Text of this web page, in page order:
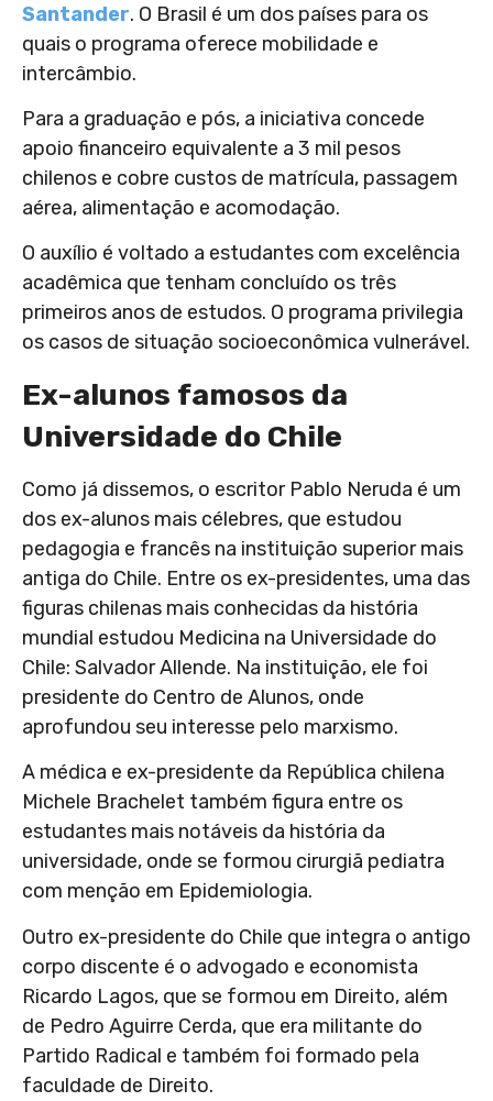
Santander. O Brasil é um dos países para os
quais o programa oferece mobilidade e
intercâmbio.
Para a graduação e pós, a iniciativa concede
apoio financeiro equivalente a 3 mil pesos
chilenos e cobre custos de matrícula, passagem
aérea, alimentação e acomodação.
O auxílio é voltado a estudantes com excelência
acadêmica que tenham concluído os três
primeiros anos de estudos. O programa privilegia
os casos de situação socioeconômica vulnerável.
Ex-alunos famosos da
Universidade do Chile
Como já dissemos, o escritor Pablo Neruda é um
dos ex-alunos mais célebres, que estudou
pedagogia e francês na instituição superior mais
antiga do Chile. Entre os ex-presidentes, uma das
figuras chilenas mais conhecidas da história
mundial estudou Medicina na Universidade do
Chile: Salvador Allende. Na instituição, ele foi
presidente do Centro de Alunos, onde
aprofundou seu interesse pelo marxismo.
A médica e ex-presidente da República chilena
Michele Brachelet também figura entre os
estudantes mais notáveis da história da
universidade, onde se formou cirurgiã pediatra
com menção em Epidemiologia.
Outro ex-presidente do Chile que integra o antigo
corpo discente é o advogado e economista
Ricardo Lagos, que se formou em Direito, além
de Pedro Aguirre Cerda, que era militante do
Partido Radical e também foi formado pela
faculdade de Direito.